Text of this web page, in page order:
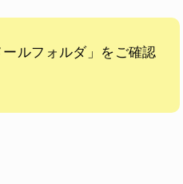
ルフォルダ」をご確認